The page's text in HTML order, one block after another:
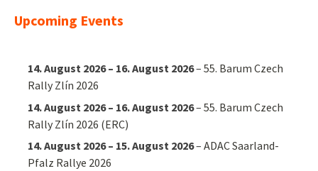
Upcoming Events
14. August 2026– 16. August 2026–55. Barum Czech
Rally Zlín 2026
14. August 2026– 16. August 2026–55. Barum Czech
Rally Zlín 2026 (ERC)
14. August 2026– 15. August 2026–ADAC Saarland-
Pfalz Rallye 2026